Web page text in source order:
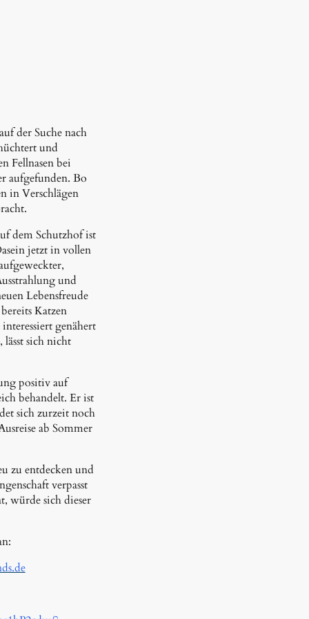
der Suche nach
und
Fellnasen bei
aufgefunden. Bo
in Verschlägen
dem Schutzhof ist
jetzt in vollen
und
Lebensfreude
Katzen
genähert
sich nicht
positiv auf
behandelt. Er ist
sich zurzeit noch
ab Sommer
zu entdecken und
verpasst
würde sich dieser